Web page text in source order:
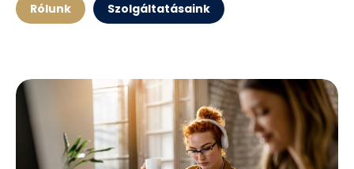
Rólunk Szolgáltatásaink